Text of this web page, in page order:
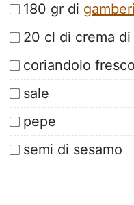
180 gr di gamberi
20 cl di crema
coriandolo fresco
sale
pepe
semi di sesamo